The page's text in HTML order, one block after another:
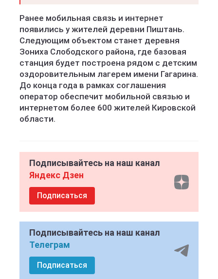
Ранее мобильная связь и интернет
появились у жителей деревни Пиштань.
Следующим объектом станет деревня
Зониха Слободского района, где базовая
станция будет построена рядом с детским
оздоровительным лагерем имени Гагарина.
До конца года в рамках соглашения
оператор обеспечит мобильной связью и
интернетом более 600 жителей Кировской
области.
Подписывайтесь на наш канал
Яндекс Дзен
Подписаться
Подписывайтесь на наш канал
Телеграм
Подписаться